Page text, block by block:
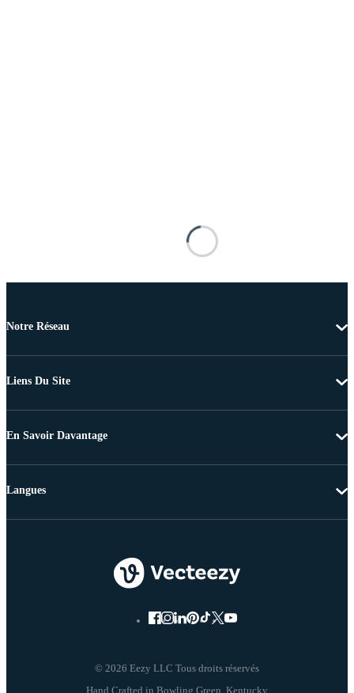
Notre Réseau
Liens Du Site
En Savoir Davantage
© 2026 Eezy LLC Tous droits réservés
Langues